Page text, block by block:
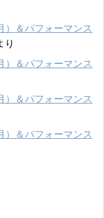
）＆パフォーマンス
り
）＆パフォーマンス
）＆パフォーマンス
）＆パフォーマンス